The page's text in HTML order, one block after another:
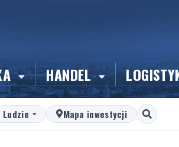
HANDEL
Ludzie Mapa inwestycji